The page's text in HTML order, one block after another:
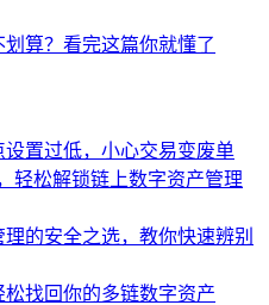
算？看完这篇你就懂了
置过低，小心交易变废单
轻松解锁链上数字资产管理
的安全之选，教你快速辨别
找回你的多链数字资产